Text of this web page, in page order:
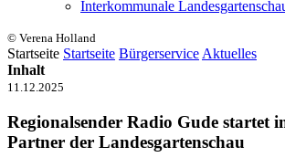
Interkommunale
© Verena Holland
Startseite Startseite Bürgerservice Aktuelles
Inhalt
11.12.2025
Regionalsender Radio Gude startet
Partner der Landesgartenschau